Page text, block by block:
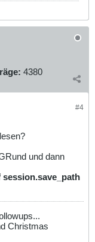
4380
#4
und dann
Christmas